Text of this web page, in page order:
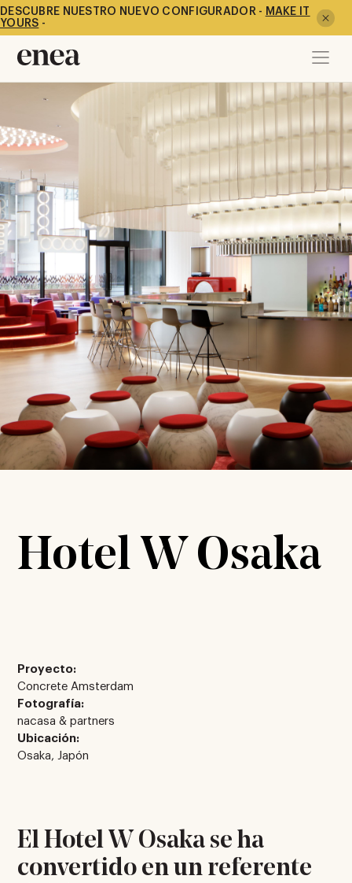
DESCUBRE NUESTRO NUEVO CONFIGURADOR - MAKE IT
YOURS -
Hotel W Osaka
Proyecto:
Concrete Amsterdam
Fotografía:
nacasa & partners
Ubicación:
Osaka, Japón
El Hotel W Osaka se ha
convertido en un referente